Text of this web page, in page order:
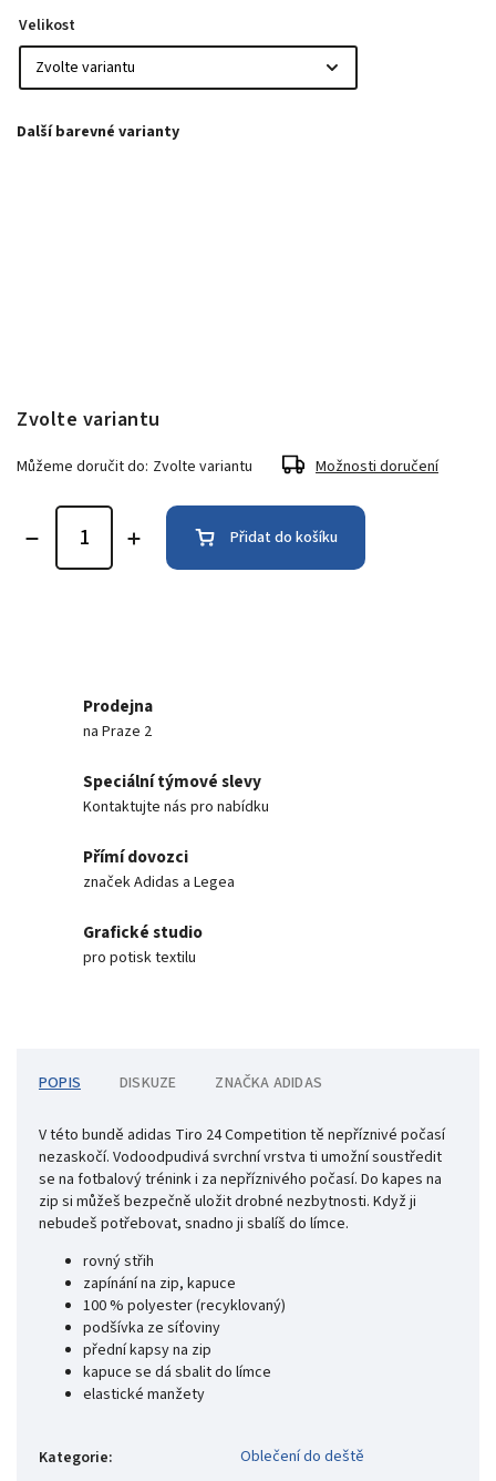
Velikost
Zvolte variantu
Můžeme doručit do: Zvolte variantu Možnosti doručení
Přidat do košíku
Prodejna
na Praze 2
Speciální týmové slevy
Kontaktujte nás pro nabídku
Přímí dovozci
značek Adidas a Legea
Grafické studio
pro potisk textilu
POPIS DISKUZE ZNAČKA ADIDAS
V této bundě adidas Tiro 24 Competition tě nepříznivé počasí
nezaskočí. Vodoodpudivá svrchní vrstva ti umožní soustředit
se na fotbalový trénink i za nepříznivého počasí. Do kapes na
zip si můžeš bezpečně uložit drobné nezbytnosti. Když ji
nebudeš potřebovat, snadno ji sbalíš do límce.
rovný střih
zapínání na zip, kapuce
100 % polyester (recyklovaný)
podšívka ze síťoviny
přední kapsy na zip
kapuce se dá sbalit do límce
elastické manžety
Kategorie:
Oblečení do deště